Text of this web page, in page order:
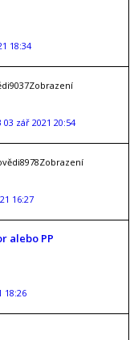
18:34
03 zář 2021 20:54
16:27
alebo PP
18:26